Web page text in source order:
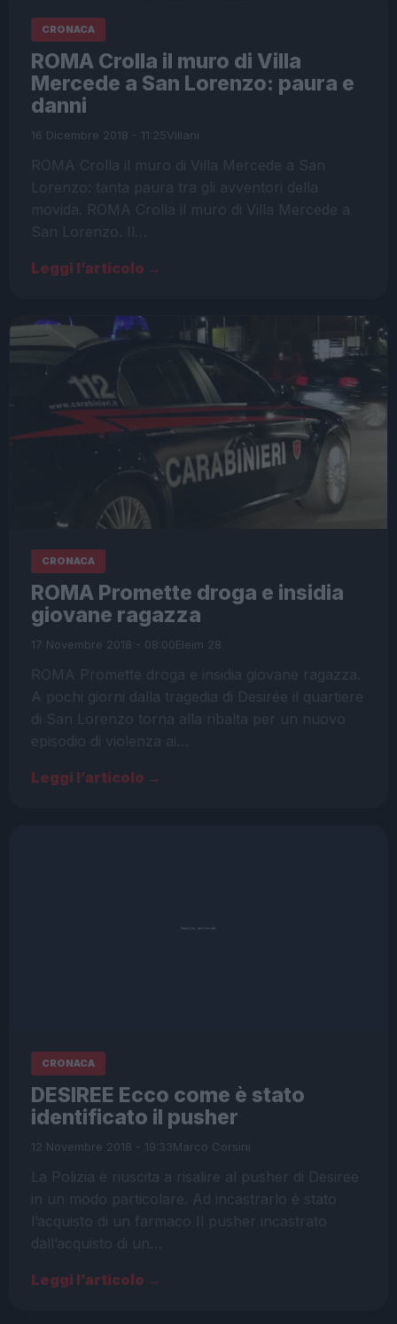
CRONACA
ROMA Crolla il muro di Villa
Mercede a San Lorenzo: paura e
danni
16 Dicembre 2018 - 11:25Villani
ROMA Crolla il muro di Villa Mercede a San
Lorenzo: tanta paura tra gli avventori della
movida. ROMA Crolla il muro di Villa Mercede a
San Lorenzo. Il…
Leggi l’articolo →
CRONACA
ROMA Promette droga e insidia
giovane ragazza
17 Novembre 2018 - 08:00Eleim 28
ROMA Promette droga e insidia giovane ragazza.
A pochi giorni dalla tragedia di Desirée il quartiere
di San Lorenzo torna alla ribalta per un nuovo
episodio di violenza ai…
Leggi l’articolo →
CRONACA
DESIREE Ecco come è stato
identificato il pusher
12 Novembre 2018 - 19:33Marco Corsini
La Polizia è riuscita a risalire al pusher di Desiree
in un modo particolare. Ad incastrarlo è stato
l’acquisto di un farmaco Il pusher incastrato
dall’acquisto di un…
Leggi l’articolo →